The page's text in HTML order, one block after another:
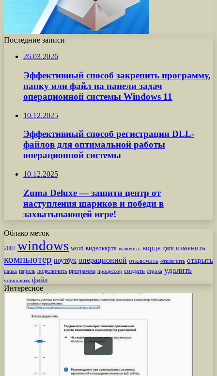
Последние записи
26.03.2026
Эффективный способ закрепить программу,
папку или файл на панели задач
операционной системы Windows 11
10.12.2025
Эффективный способ регистрации DLL-
файлов для оптимальной работы
операционной системы
10.12.2025
Zuma Deluxe — защити центр от
наступления шариков и победи в
захватывающей игре!
Облако меток
2007 windows word видеокарта включить ворде диск изменить
компьютер ноутбук операционной отключить отключить открыть
папка пароль подключить программа процессор создать строка удалить
установить файл
Интересное